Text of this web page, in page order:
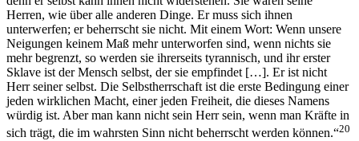
Herren, wie über alle anderen Dinge. Er muss sich ihnen
unterwerfen; er beherrscht sie nicht. Mit einem Wort: Wenn unsere
Neigungen keinem Maß mehr unterworfen sind, wenn nichts sie
mehr begrenzt, so werden sie ihrerseits tyrannisch, und ihr erster
Sklave ist der Mensch selbst, der sie empfindet […]. Er ist nicht
Herr seiner selbst. Die Selbstherrschaft ist die erste Bedingung einer
jeden wirklichen Macht, einer jeden Freiheit, die dieses Namens
würdig ist. Aber man kann nicht sein Herr sein, wenn man Kräfte in
sich trägt, die im wahrsten Sinn nicht beherrscht werden können.“20